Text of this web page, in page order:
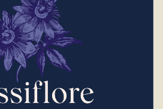
selon les arrivages, une variété peut être
fraîcheur et la plus belle qualité.